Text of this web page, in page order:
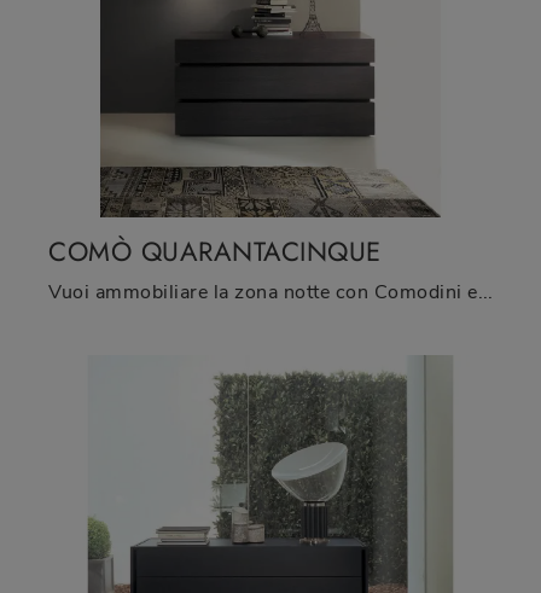
COMÒ QUARANTACINQUE
Vuoi ammobiliare la zona notte con Comodini e mobili con cassetti di Fimar? Eccoti il modello Comò Quarantacinque in legno per spazi design.